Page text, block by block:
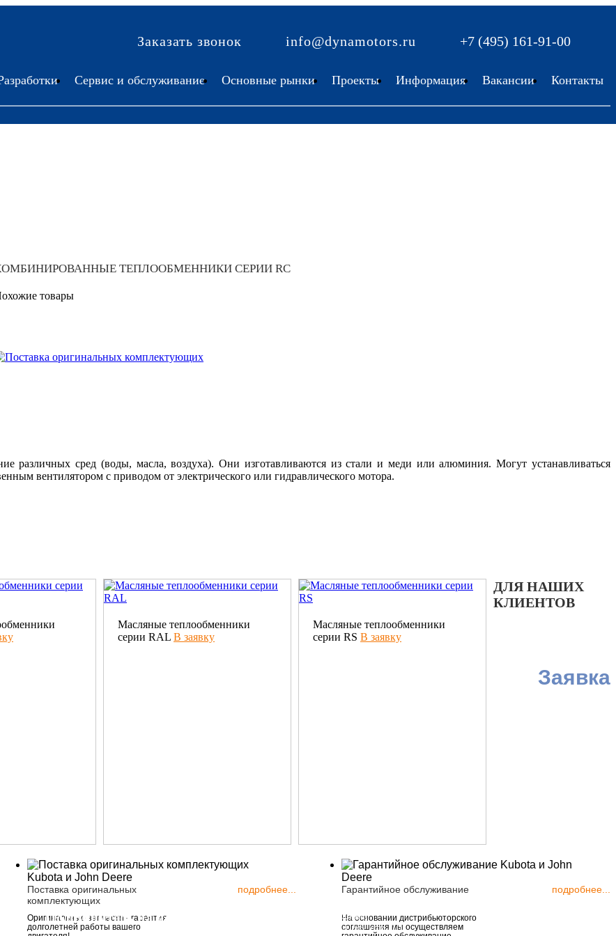
+7 (495) 161-91-00
info@dynamotors.ru
Заказать звонок
Сервис и обслуживание Основные рынки Проекты Информация Вакансии Контакты
ТЕПЛООБМЕННИКИ СЕРИИ RC
различных сред (воды, масла, воздуха). Они изготавливаются из стали и меди или алюминия. Могут устанавливаться
вентилятором с приводом от электрического или гидравлического мотора.
товары
Масляные теплообменники
серии RAL В заявку
Масляные теплообменники
серии RS В заявку
ДЛЯ НАШИХ
КЛИЕНТОВ
Поставка оригинальных
комплектующих
Оригинальные запчасти - гарантия
долголетней работы вашего
подробнее... Гарантийное обслуживание
На основании дистрибьюторского
соглашения мы осуществляем
подробнее...
Заявка
Подпишитесь на новости
111123, Россия, г. Москва,
шоссе Энтузиастов, д. 56, стр. 10